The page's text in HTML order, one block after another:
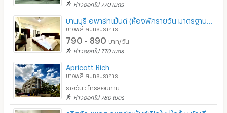
ห่างออกไป 770 เมตร
บางพลี สมุทรปราการ
790 - 890 บาท/วัน
ห่างออกไป 770 เมตร
Apricott Rich
บางพลี สมุทรปราการ
รายวัน : โทรสอบถาม
ห่างออกไป 780 เมตร